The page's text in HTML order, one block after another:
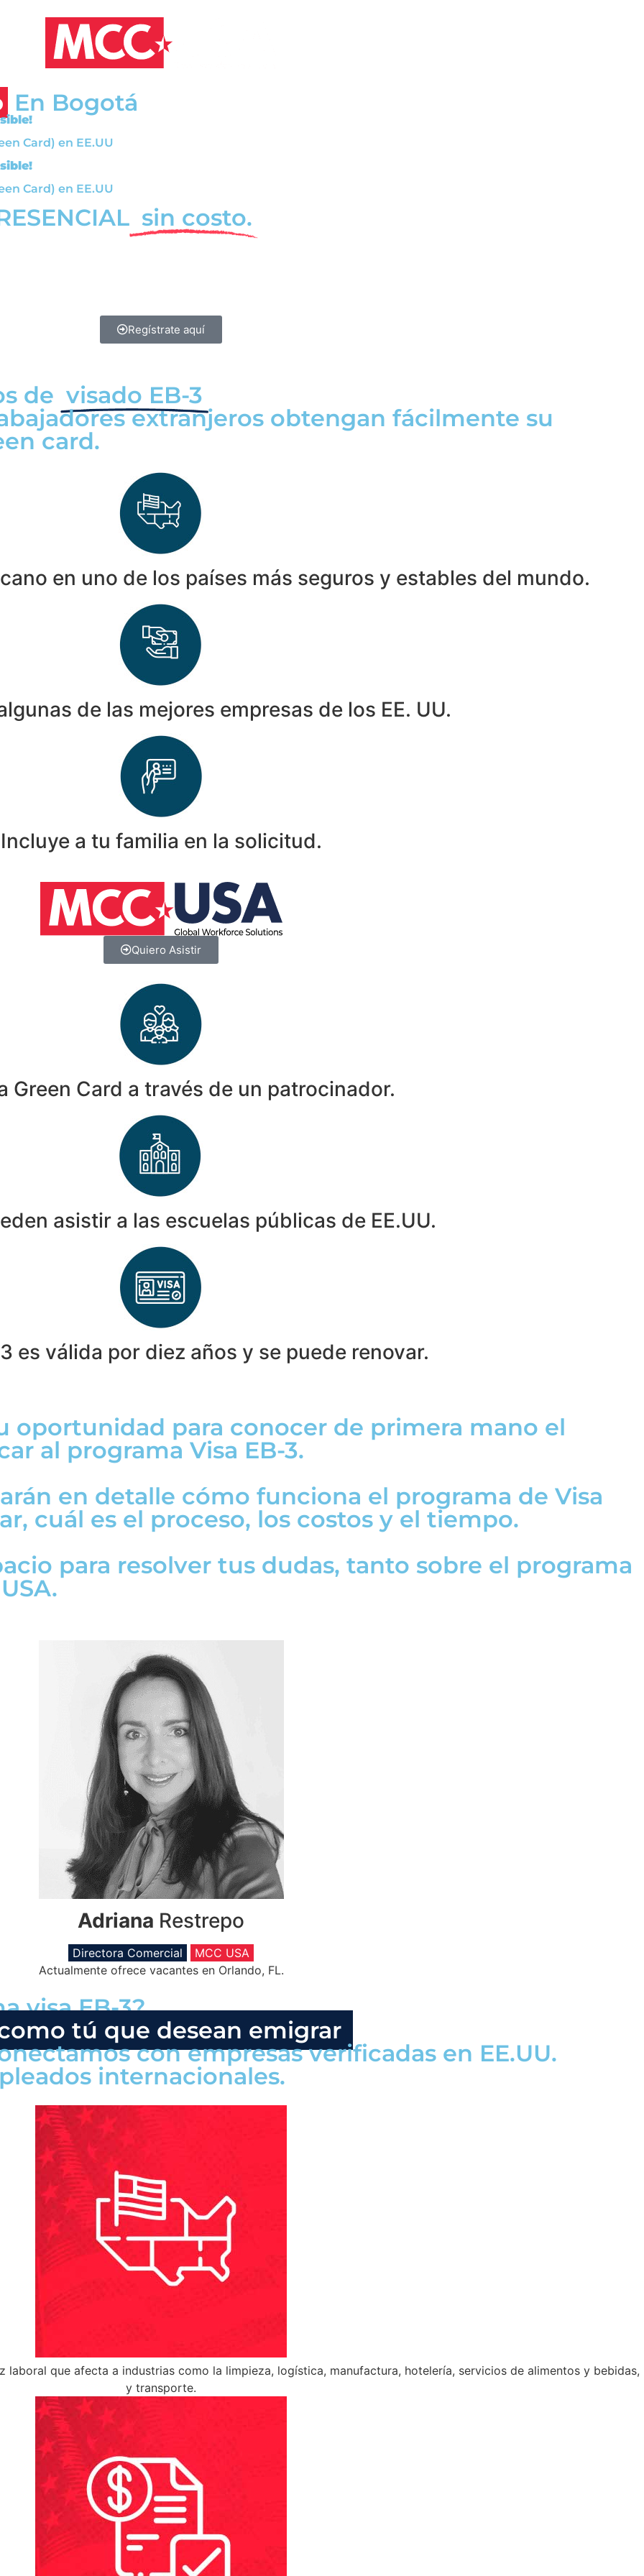
En Bogotá
Card) en EE.UU
Card) en EE.UU
sin costo.
Regístrate aquí
de visado EB-3
extranjeros obtengan fácilmente su
card.
en uno de los países más seguros y estables del mundo.
de las mejores empresas de los EE. UU.
Incluye a tu familia en la solicitud.
Quiero Asistir
Green Card a través de un patrocinador.
asistir a las escuelas públicas de EE.UU.
es válida por diez años y se puede renovar.
oportunidad para conocer de primera mano el
al programa Visa EB-3.
en detalle cómo funciona el programa de Visa
cuál es el proceso, los costos y el tiempo.
para resolver tus dudas, tanto sobre el programa
Adriana Restrepo
Directora Comercial
MCC USA
Actualmente ofrece vacantes en Orlando, FL.
visa EB-3?
tú que desean emigrar
con empresas verificadas en EE.UU.
internacionales.
laboral que afecta a industrias como la limpieza, logística, manufactura, hotelería, servicios de alimentos y bebidas,
y transporte.